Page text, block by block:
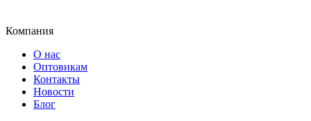
Компания
О нас
Оптовикам
Контакты
Новости
Блог